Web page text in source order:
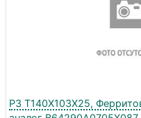
P3 T140X103X25,